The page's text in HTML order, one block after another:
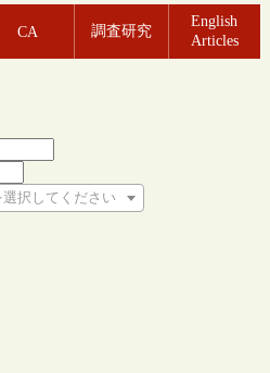
CA 調査研究
English
Articles
択してください
ださい